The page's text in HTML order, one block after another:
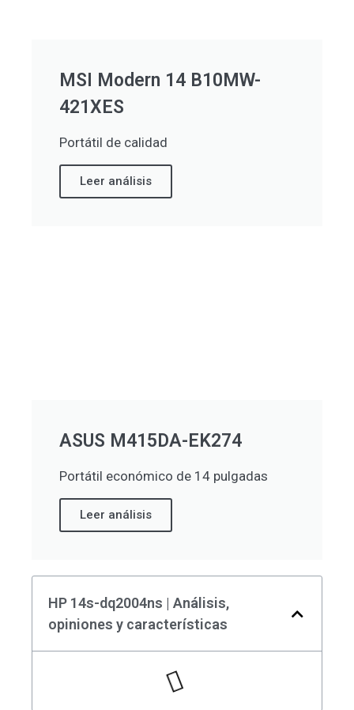
MSI Modern 14 B10MW-
421XES
Portátil de calidad
Leer análisis
ASUS M415DA-EK274
Portátil económico de 14 pulgadas
Leer análisis
HP 14s-dq2004ns | Análisis,
opiniones y características